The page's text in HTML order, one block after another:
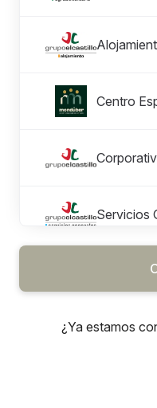
Centro
Servicios
¿Ya estamos